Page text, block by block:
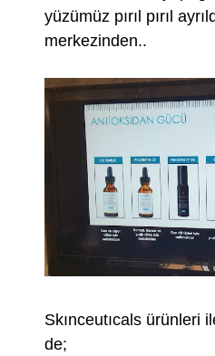
yüzümüz pırıl pırıl
merkezinden..
Skınceutıcals ürünleri
de;